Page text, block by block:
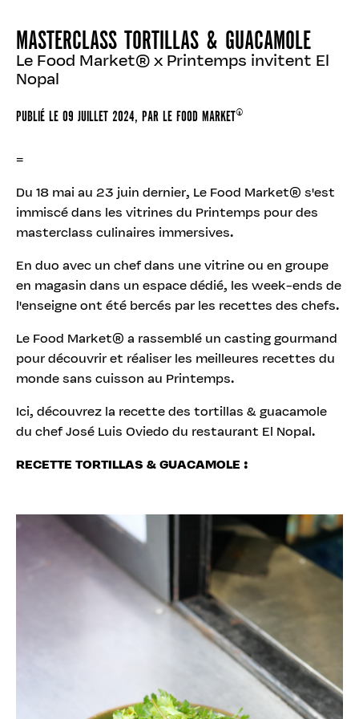
MASTERCLASS TORTILLAS & GUACAMOLE
Le Food Market® x Printemps invitent El
Nopal
PUBLIÉ LE 09 JUILLET 2024, PAR LE FOOD MARKET®
=
Du 18 mai au 23 juin dernier, Le Food Market® s'est
immiscé dans les vitrines du Printemps pour des
masterclass culinaires immersives.
En duo avec un chef dans une vitrine ou en groupe
en magasin dans un espace dédié, les week-ends de
l'enseigne ont été bercés par les recettes des chefs.
Le Food Market® a rassemblé un casting gourmand
pour découvrir et réaliser les meilleures recettes du
monde sans cuisson au Printemps.
Ici, découvrez la recette des tortillas & guacamole
du chef José Luis Oviedo du restaurant El Nopal.
RECETTE TORTILLAS & GUACAMOLE :